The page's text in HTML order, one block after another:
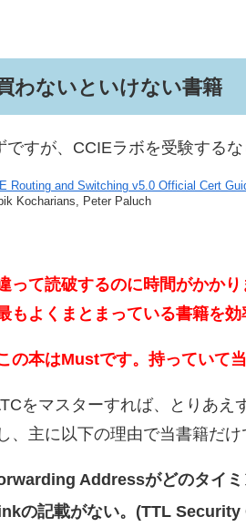
わないといけない書籍
ですが、CCIEラボを受験するな
Routing and Switching v5.0 Official Cert
Kocharians, Peter Paluch
って読破するのに時間がかか
もよくまとまっている書籍を効
の本はMustです。持っていて当
をマスターすれば、とりあ
、主に以下の理由で当書籍だ
Addressがどのタイ
の記載がない。(TTL Security